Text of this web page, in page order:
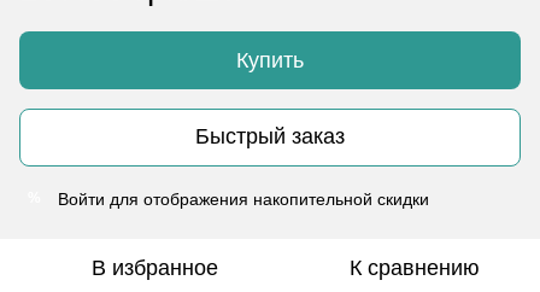
Купить
Быстрый заказ
Войти для отображения накопительной скидки
В избранное К сравнению